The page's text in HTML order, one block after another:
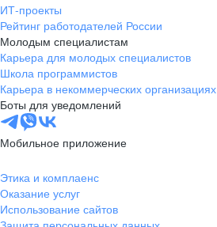
ИТ-проекты
Рейтинг работодателей России
Молодым специалистам
Карьера для молодых специалистов
Школа программистов
Карьера в некоммерческих организациях
Боты для уведомлений
Мобильное приложение
Этика и комплаенс
Оказание услуг
Использование сайтов